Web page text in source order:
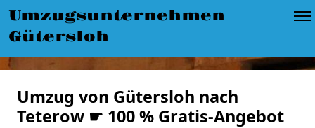
Umzugsunternehmen
Gütersloh
Umzug von Gütersloh nach
Teterow ☛ 100 % Gratis-Angebot